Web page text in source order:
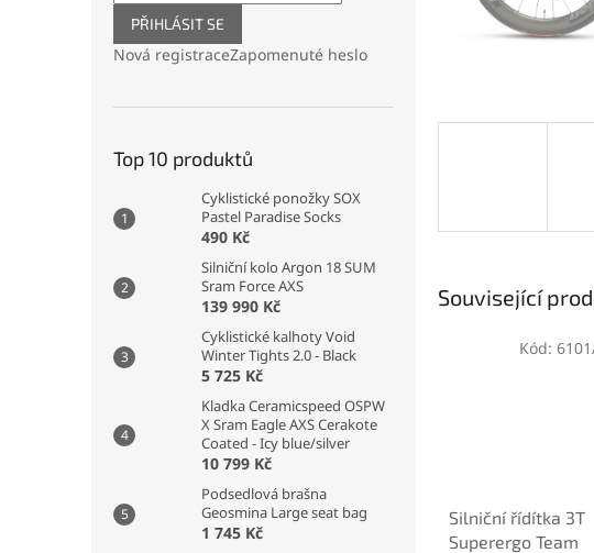
PŘIHLÁSIT SE
Nová registraceZapomenuté heslo
Top 10 produktů
Cyklistické ponožky SOX
Pastel Paradise Socks
490 Kč
Silniční kolo Argon 18 SUM
Sram Force AXS
139 990 Kč
Cyklistické kalhoty Void
Winter Tights 2.0 - Black
5 725 Kč
Kladka Ceramicspeed OSPW
X Sram Eagle AXS Cerakote
Coated - Icy blue/silver
10 799 Kč
Podsedlová brašna
Geosmina Large seat bag
1 745 Kč
Související
Silniční řídítka 3T
Superergo Team
Kód: